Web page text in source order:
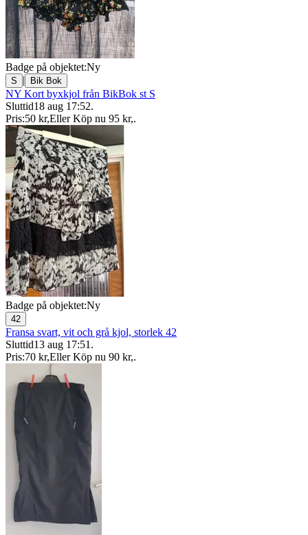
Badge på objektet:Ny
S | Bik Bok
NY Kort byxkjol från BikBok st S
Sluttid18 aug 17:52.
Pris:50 kr,Eller Köp nu 95 kr,.
Badge på objektet:Ny
42
Fransa svart, vit och grå kjol, storlek 42
Sluttid13 aug 17:51 .
Pris:70 kr,Eller Köp nu 90 kr,.